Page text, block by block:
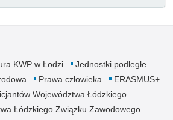
KWP w Łodzi
Jednostki podległe
Prawa człowieka
ERASMUS+
Województwa Łódzkiego
Łódzkiego Związku Zawodowego